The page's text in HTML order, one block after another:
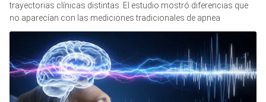
trayectorias clínicas distintas. El estudio mostró diferencias que
no aparecían con las mediciones tradicionales de apnea